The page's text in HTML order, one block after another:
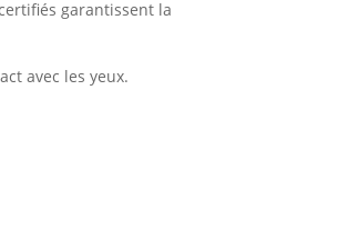
garantissent la
avec les yeux.